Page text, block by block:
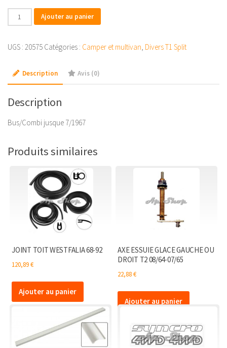
quantité
de
pour
avec
kit
de
Ajouter au panier
UGS : 20575 Catégories : Camper et multivan Divers T1 Split
Description Avis (0)
Description
Bus/Combi jusque 7/1967
Produits similaires
JOINT TOIT WESTFALIA 68-92
120,89€
Ajouter au panier
AXE ESSUIE GLACE GAUCHE OU
DROIT T2 08/64-07/65
22,88€
Ajouter au panier